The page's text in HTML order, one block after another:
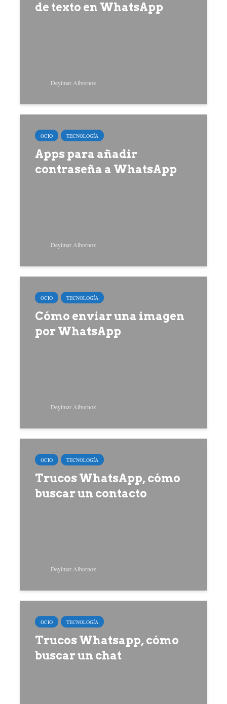
de texto en WhatsApp
Deyimar Albornoz
OCIO TECNOLOGÍA
Apps para añadir
contraseña a WhatsApp
Deyimar Albornoz
OCIO TECNOLOGÍA
Cómo enviar una imagen
por WhatsApp
Deyimar Albornoz
OCIO TECNOLOGÍA
Trucos WhatsApp, cómo
buscar un contacto
Deyimar Albornoz
OCIO TECNOLOGÍA
Trucos Whatsapp, cómo
buscar un chat